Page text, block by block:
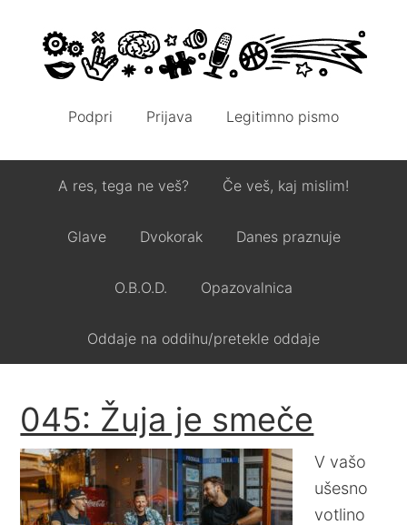
Podpri Prijava Legitimno pismo
A res, tega ne veš? Če veš, kaj mislim!
Glave Dvokorak Danes praznuje
O.B.O.D. Opazovalnica
Oddaje na oddihu/pretekle oddaje
045: Žuja je smeče
V vašo
ušesno
votlino